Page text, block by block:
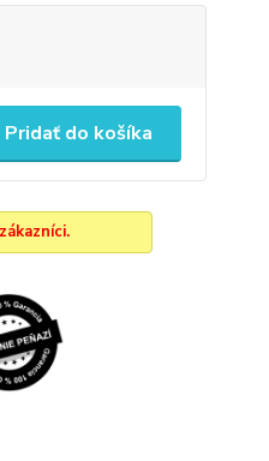
Pridať do košíka